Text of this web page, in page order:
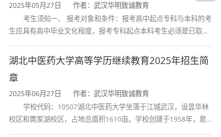
年满17周岁，具有国民教育系列高等学校、高等
教育自学考试机构颁发的专科毕业、本科结业证
书或以上证书的人员可以报考专升本。
成人高考专升本车辆工程专业考试科目
成人高考车辆工程专业属于专升本理工类，考试
科目：政治、外语、高等数学（一），其中政治
和英语是公共科目，高等数学（一）属于专业基
2025年05月27日
作者：武汉华明致诚教育
考生须知一、 报考对象和条件：报考高中起点专科与本科的考
生应具有高中毕业文化程度，报考专科起点本科考生必须是已取得
构颁发的大学专科毕业证书的人
湖北中医药大学高等学历继续教育2025年招生简
章
2025年06月27日
作者：武汉华明致诚教育
学校代码：10507湖北中医药大学坐落于江城武汉，设昙华林
校区和黄家湖校区，占地总面积1610亩。学校创建于1958年，是